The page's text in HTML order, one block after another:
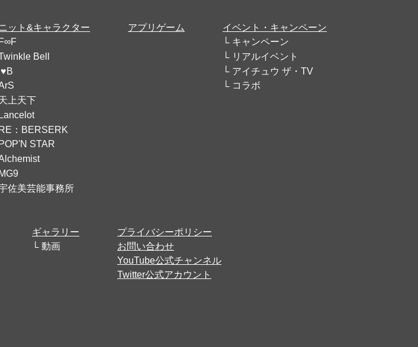
ット&キャラクター
F∞F
Bell
I♥B
上天下
Lancelot
RE：BERSERK
POP'N STAR
MG9
佐美芸能事務所
アプリゲーム
イベント・キャンペーン
キャンペーン
リアルイベント
アイチュウ ザ・TV
コラボ
ギャラリー
動画
プライバシーポリシー
お問い合わせ
YouTube公式チャンネル
Twitter公式アカウント